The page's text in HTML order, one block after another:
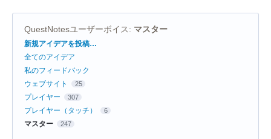
QuestNotesユーザーボイス: マスター
カ
ゴ
リ
新規アイデアを投稿…
全てのアイデア
私のフィードバック
ウェブサイト
25
プレイヤー 307
プレイヤー（タッチ） 6
マスター 247